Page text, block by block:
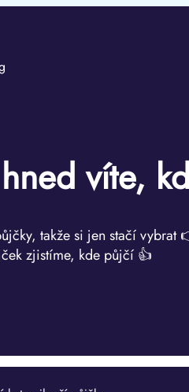
víte,
takže si jen stačí
zjistíme, kde půjčí 👍